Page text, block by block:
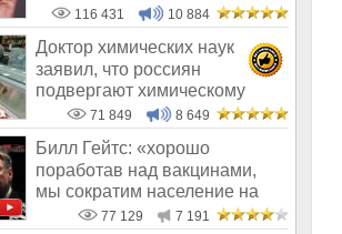
написал открытое пись
116 431 10 884
Доктор химических наук
заявил, что россиян
подвергают химическому
геноциду71 849 8 649
Билл Гейтс: «хорошо
поработав над вакцинами,
мы сократим население на
10-15%»77 129 7 191